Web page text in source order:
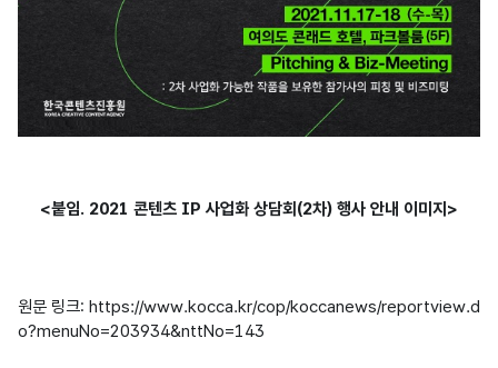
<붙임. 2021 콘텐츠 IP 사업화 상담회(2차) 행사 안내 이미지>
원문 링크: https://www.kocca.kr/cop/koccanews/reportview.d
o?menuNo=203934&nttNo=143